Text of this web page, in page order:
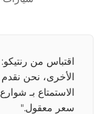
اقتباس من رنتيكو
الأخرى، نحن نقدم
الاستمتاع بـ
سعر معقول."